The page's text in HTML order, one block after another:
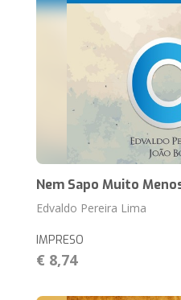
Nem Sapo Muito
Edvaldo Pereira Lima
IMPRESO
€ 8,74